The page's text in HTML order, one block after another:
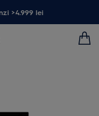
>4.999 lei